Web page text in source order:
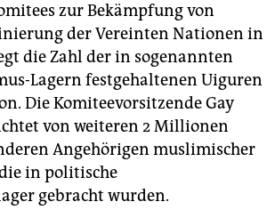
zur Bekämpfung von
der Vereinten Na­tio­nen in
die Zahl der in sogenannten
Lagern festgehaltenen Uiguren
Die Komiteevorsitzende Gay
von weiteren 2 Millionen
Angehörigen muslimischer
in politische
gebracht wurden.